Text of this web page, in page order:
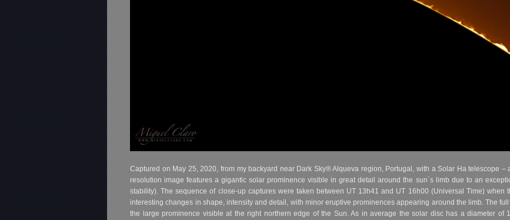
Captured on May 25, 2020, from my backyard near Dark Sky® Alqueva region, Portugal, with a Solar Ha telescope
resolution image features a gigantic solar prominence visible in great detail around the sun´s limb due to an
stability). The sequence of close-up captures were taken between UT 13h41 and UT 16h00 (Universal Time)
interesting changes in shape, intensity and detail, with minor eruptive prominences appearing around the limb. The
the large prominence visible at the right northern edge of the Sun. As in average the solar disc has a diameter of